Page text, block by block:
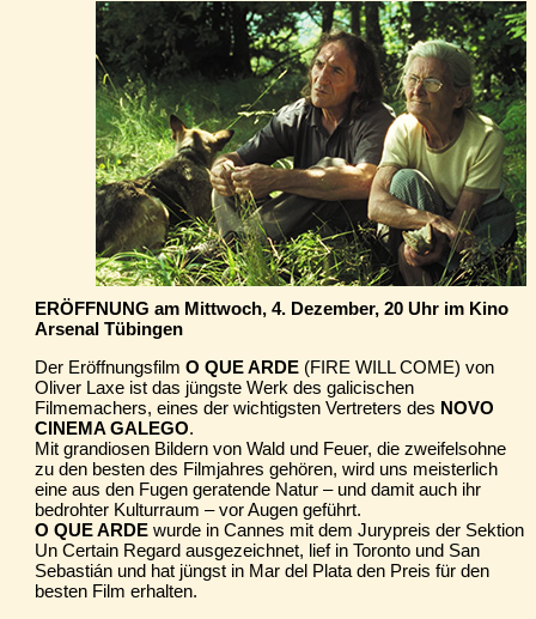
ERÖFFNUNG am Mittwoch, 4. Dezember, 20 Uhr im Kino
Arsenal Tübingen
Der Eröffnungsfilm O QUE ARDE (FIRE WILL COME) von
Oliver Laxe ist das jüngste Werk des galicischen
Filmemachers, eines der wichtigsten Vertreters des NOVO
CINEMA GALEGO.
Mit grandiosen Bildern von Wald und Feuer, die zweifelsohne
zu den besten des Filmjahres gehören, wird uns meisterlich
eine aus den Fugen geratende Natur – und damit auch ihr
bedrohter Kulturraum – vor Augen geführt.
O QUE ARDE wurde in Cannes mit dem Jurypreis der Sektion
Un Certain Regard ausgezeichnet, lief in Toronto und San
Sebastián und hat jüngst in Mar del Plata den Preis für den
besten Film erhalten.